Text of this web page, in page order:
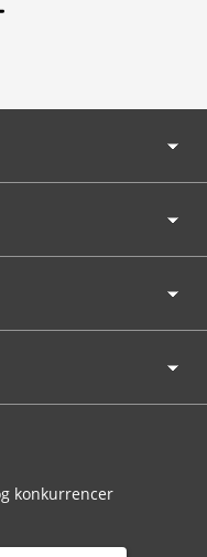
konkurrencer